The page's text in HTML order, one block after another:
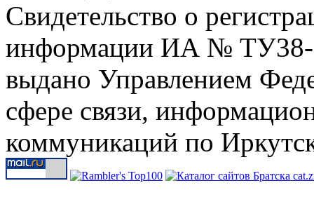
Свидетельство о
информации ИА № ТУ38-
выдано Управлением
сфере связи,
коммуникаций по